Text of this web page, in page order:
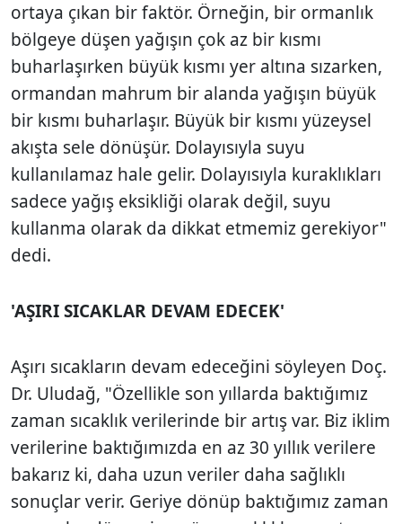
ortaya çıkan bir faktör. Örneğin, bir ormanlık
bölgeye düşen yağışın çok az bir kısmı
buharlaşırken büyük kısmı yer altına sızarken,
ormandan mahrum bir alanda yağışın büyük
bir kısmı buharlaşır. Büyük bir kısmı yüzeysel
akışta sele dönüşür. Dolayısıyla suyu
kullanılamaz hale gelir. Dolayısıyla kuraklıkları
sadece yağış eksikliği olarak değil, suyu
kullanma olarak da dikkat etmemiz gerekiyor"
dedi.
'AŞIRI SICAKLAR DEVAM EDECEK'
Aşırı sıcakların devam edeceğini söyleyen Doç.
Dr. Uludağ, "Özellikle son yıllarda baktığımız
zaman sıcaklık verilerinde bir artış var. Biz iklim
verilerine baktığımızda en az 30 yıllık verilere
bakarız ki, daha uzun veriler daha sağlıklı
sonuçlar verir. Geriye dönüp baktığımız zaman